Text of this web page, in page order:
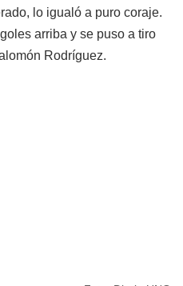
lo igualó a puro coraje.
arriba y se puso a tiro
Rodríguez.